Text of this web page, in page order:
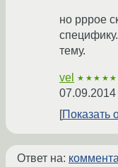
но pppoe
тему.
vel ★★★★★
Показать
Ответ на: